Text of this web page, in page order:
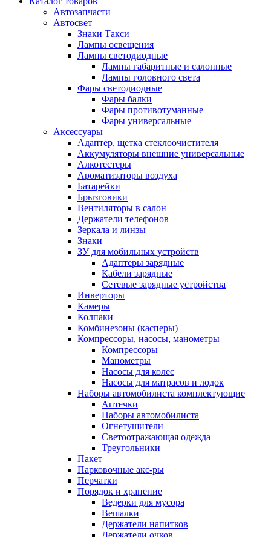
Автозапчасти
Автосвет
Знаки Такси
Лампы освещения
Лампы светодиодные
Лампы габаритные и салонные
Лампы головного света
Фары светодиодные
Фары балки
Фары противотуманные
Фары универсальные
Аксессуары
Адаптер, щетка стеклоочистителя
Аккумуляторы внешние универсальные
Алкотестеры
Ароматизаторы воздуха
Батарейки
Брызговики
Вентиляторы в салон
Держатели телефонов
Зеркала и линзы
Знаки
ЗУ для мобильных устройств
Адаптеры зарядные
Кабели зарядные
Сетевые зарядные устройства
Инверторы
Камеры
Колпаки
Комбинезоны (касперы)
Компрессоры, насосы, манометры
Компрессоры
Манометры
Насосы для колес
Насосы для матрасов и лодок
Наборы автомобилиста комплектующие
Аптечки
Наборы автомобилиста
Огнетушители
Светоотражающая одежда
Треугольники
Пакет
Парковочные акс-ры
Перчатки
Порядок и хранение
Ведерки для мусора
Вешалки
Держатели напитков
Держатели очков